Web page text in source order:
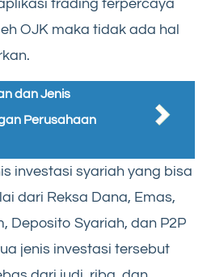
trading terpercaya
OJK maka tidak ada hal
dan Jenis
Perusahaan
investasi syariah yang bisa
dari Reksa Dana, Emas,
Deposito Syariah, dan P2P
jenis investasi tersebut